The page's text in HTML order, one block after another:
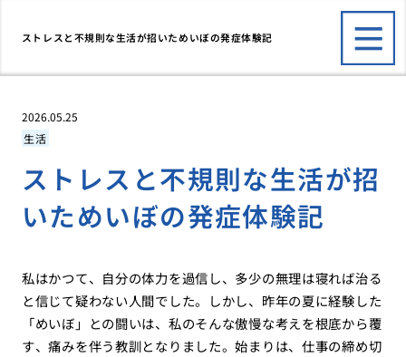
ストレスと不規則な生活が招いためいぼの発症体験記
2026.05.25
生活
ストレスと不規則な生活が招
いためいぼの発症体験記
私はかつて、自分の体力を過信し、多少の無理は寝れば治る
と信じて疑わない人間でした。しかし、昨年の夏に経験した
「めいぼ」との闘いは、私のそんな傲慢な考えを根底から覆
す、痛みを伴う教訓となりました。始まりは、仕事の締め切